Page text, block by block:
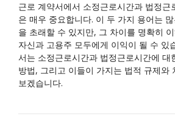
근로 계약서에서 소정근로시간과 법정근
은 매우 중요합니다. 이 두 가지 용어는
을 초래할 수 있지만, 그 차이를 명확히
자신과 고용주 모두에게 이익이 될 수 있
서는 소정근로시간과 법정근로시간에 대
방법, 그리고 이들이 가지는 법적 규제와
보겠습니다.